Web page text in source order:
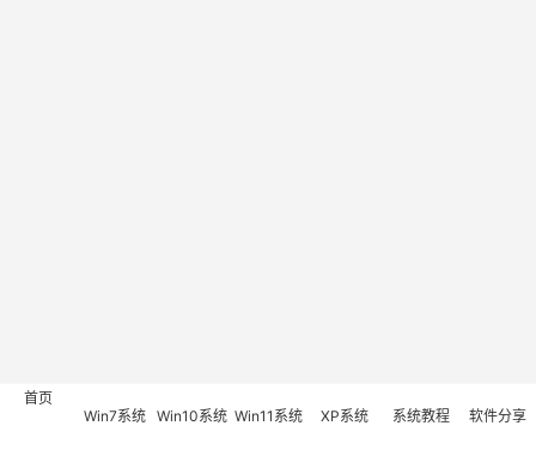
首页
Win7系统 Win10系统 Win11系统 XP系统 系统教程 软件分享